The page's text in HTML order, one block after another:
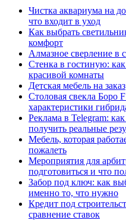
Чистка аквариума на
что входит в уход
Как выбрать
комфорт
Алмазное сверление в
Стенка в гостиную:
красивой комнаты
Детская мебель на заказ
Столовая свекла Боро
характеристики
Реклама в Telegram:
получить реальные
Мебель, которая
пожалеть
Мероприятия для
подготовиться и что
Забор под ключ: как
именно то, что нужно
Кредит под
сравнение ставок